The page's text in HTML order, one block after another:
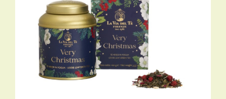
OPTIES SELECTEREN
DIT
PRODUCT
HEEFT
MEERDERE
VARIATIES.
DEZE
/ DETAILS